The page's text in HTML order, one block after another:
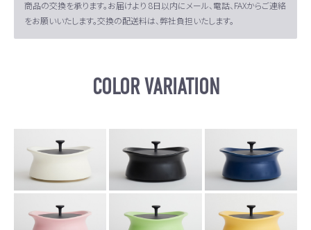
商品の交換を承ります。お届けより 8日以内にメール、電話、FAXからご連絡
をお願いいたします。交換の配送料は、弊社負担いたします。
COLOR VARIATION